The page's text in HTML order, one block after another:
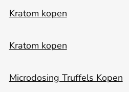
Kratom kopen
Kratom kopen
Microdosing Truffels Kopen